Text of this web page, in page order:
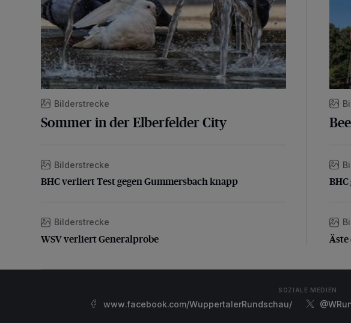
Bilderstrecke
Sommer in der Elberfelder City
BHC verliert Test gegen Gummersbach knapp
Bilderstrecke
BHC verliert Test gegen Gummersbach knapp
WSV verliert Generalprobe
Bilderstrecke
WSV verliert Generalprobe
Äste
SOZIALE MEDIEN
www.facebook.com/WuppertalerRundschau/